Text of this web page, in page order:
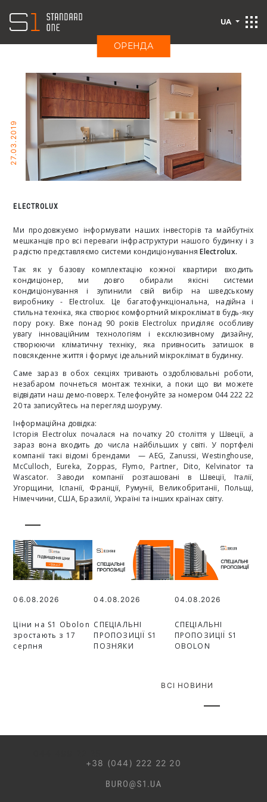
ОРЕНДА
UA
27.03.2019
ELECTROLUX
Ми продовжуємо інформувати наших інвесторів та майбутніх
мешканців про всі переваги інфраструктури нашого будинку і з
радістю представляємо системи кондиціонуванняElectrolux.
Так як у базову комплектацію кожної квартири входить
кондиціонер, ми довго обирали якісні системи
кондиціонування і зупинили свій вибір на шведському
виробнику - Electrolux. Це багатофункціональна, надійна і
стильна техніка, яка створює комфортний мікроклімат в будь-яку
пору року. Вже понад 90 років Electrolux приділяє особливу
увагу інноваційним технологіям і ексклюзивному дизайну,
створюючи кліматичну техніку, яка привносить затишок в
повсякденне життя і формує ідеальний мікроклімат в будинку.
Саме зараз в обох секціях тривають оздоблювальні роботи,
незабаром почнеться монтаж техніки, а поки що ви можете
відвідати наш демо-поверх. Телефонуйте за номером 044 222 22
20 та записуйтесь на перегляд шоуруму.
Інформаційна довідка:
Історія Electrolux почалася на початку 20 століття у Швеції, а
зараз вона входить до числа найбільших у світі. У портфелі
компанії такі відомі брендами — AEG, Zanussi, Westinghouse,
McCulloch, Eureka, Zoppas, Flymo, Partner, Dito, Kelvinator та
Wascator. Заводи компанії розташовані в Швеції, Італії,
Угорщини, Іспанії, Франції, Румунії, Великобританії, Польщі,
Німеччини, США, Бразилії, Україні та інших країнах світу.
06.08.2026
Ціни на S1 Obolon
зростають з 17
серпня
04.08.2026
СПЕЦІАЛЬНІ
ПРОПОЗИЦІЇ S1
ПОЗНЯКИ
04.08.2026
СПЕЦІАЛЬНІ
ПРОПОЗИЦІЇ S1
OBOLON
ВСІ НОВИНИ
+38 (044) 222 22 20